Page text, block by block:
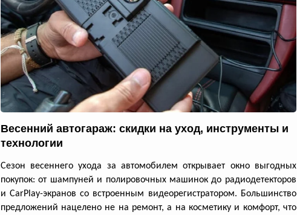
Весенний автогараж: скидки на уход, инструменты и
технологии
Сезон весеннего ухода за автомобилем открывает окно выгодных
покупок: от шампуней и полировочных машинок до радиодетекторов
и CarPlay-экранов со встроенным видеорегистратором. Большинство
предложений нацелено не на ремонт, а на косметику и комфорт, что